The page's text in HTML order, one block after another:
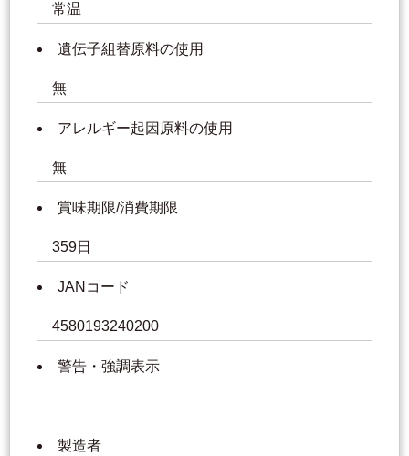
常温
遺伝子組替原料の使用
無
アレルギー起因原料の使用
無
賞味期限/消費期限
359日
JANコード
4580193240200
警告・強調表示
製造者